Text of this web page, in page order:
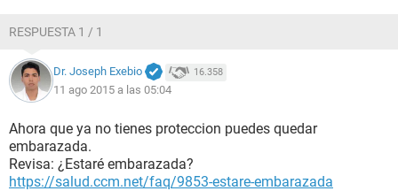
RESPUESTA 1 / 1
Dr. Joseph Exebio 16.358
11 ago 2015 a las 05:04
Ahora que ya no tienes proteccion puedes quedar
embarazada.
Revisa: ¿Estaré embarazada?
https://salud.ccm.net/faq/9853-estare-embarazada